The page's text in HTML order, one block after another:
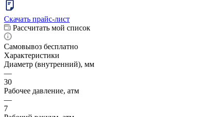
Скачать прайс-лист
Рассчитать мой список
Самовывоз бесплатно
Характеристики
Диаметр (внутренний), мм
—
30
Рабочее давление, атм
—
7